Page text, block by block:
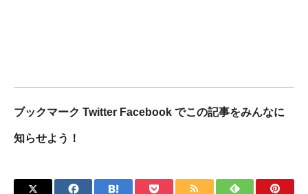
ブックマーク Twitter Facebook でこの記事をみんなに
知らせよう！